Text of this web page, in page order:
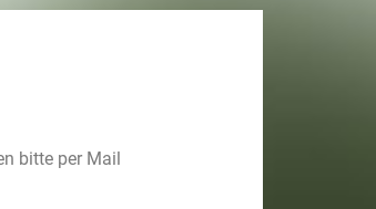
bitte per Mail